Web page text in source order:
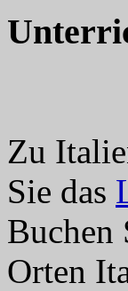
Zu
Sie das
Buchen
Orten